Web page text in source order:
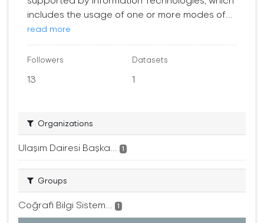
includes the usage of one or more modes of...
read more
Followers
13
Datasets
1
Organizations
Ulaşım Dairesi Başka... 1
Groups
Coğrafi Bilgi Sistem... 1